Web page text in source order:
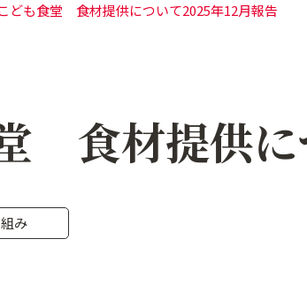
ども食堂 食材提供について2025年12月報告
食材提供
み